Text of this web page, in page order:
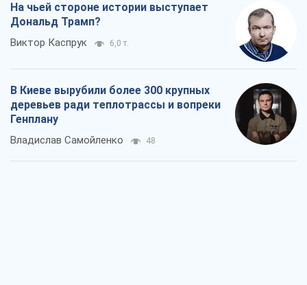
На чьей стороне истории выступает
Дональд Трамп?
Виктор Каспрук 6,0 т.
В Киеве вырубили более 300 крупных
деревьев ради теплотрассы и вопреки
Генплану
Владислав Самойленко 48